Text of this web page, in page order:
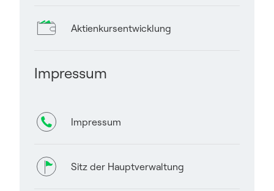
Aktienkursentwicklung
Impressum
Impressum
Sitz der Hauptverwaltung